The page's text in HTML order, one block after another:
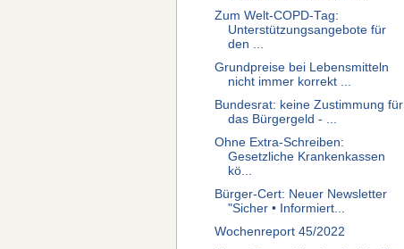
Zum Welt-COPD-Tag:
Unterstützungsangebote für
den ...
Grundpreise bei Lebensmitteln
nicht immer korrekt ...
Bundesrat: keine Zustimmung für
das Bürgergeld - ...
Ohne Extra-Schreiben:
Gesetzliche Krankenkassen
kö...
Bürger-Cert: Neuer Newsletter
"Sicher • Informiert...
Wochenreport 45/2022